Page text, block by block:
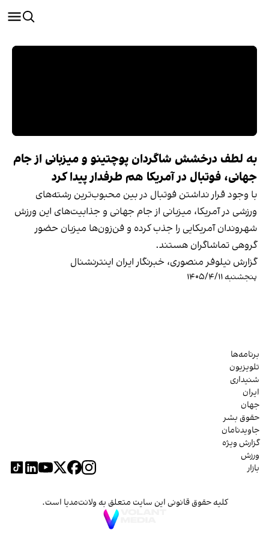
به لطف درخشش شاگردان پوچتینو و میزبانی از جام
جهانی، فوتبال در آمریکا هم طرفدار پیدا کرد
با وجود قرار نداشتن فوتبال در بین محبوب‌ترین رشته‌های
ورزشی در آمریکا، میزبانی از جام جهانی و جذابیت‌های این ورزش
شهروندان آمریکایی را جذب کرده و فن‌زون‌ها میزبان حضور
گروهی تماشاگران هستند.
گزارش نیلوفر منصوری، خبرنگار ایران اینترنشنال
پنجشنبه ۱۴۰۵/۴/۱۱
برنامه‌ها
تلویزیون
شنیداری
ایران
جهان
حقوق بشر
جاویدنامان
گزارش ویژه
ورزش
بازار
کلیه حقوق قانونی این سایت متعلق به ولانت‌مدیا است.